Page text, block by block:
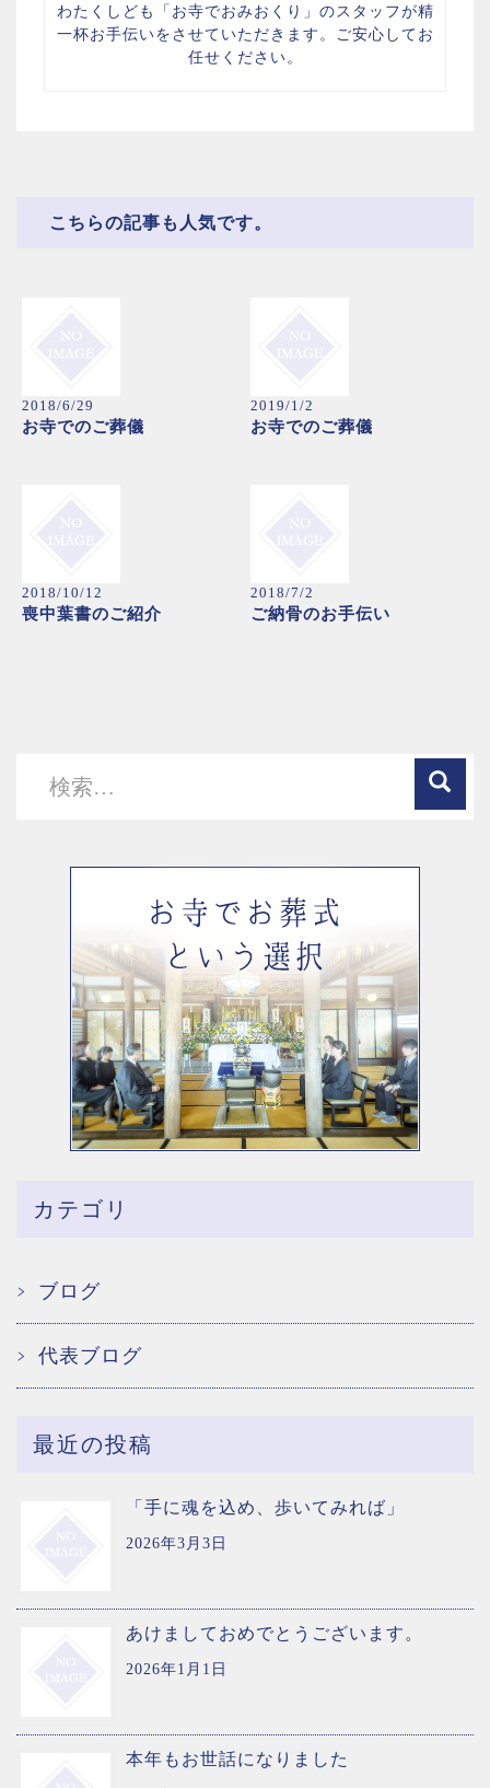
わたくしども「お寺でおみおくり」のスタッフが精
一杯お手伝いをさせていただきます。ご安心してお
任せください。
こちらの記事も人気です。
2018/6/29
お寺でのご葬儀
2019/1/2
お寺でのご葬儀
2018/10/12
喪中葉書のご紹介
2018/7/2
ご納骨のお手伝い
カテゴリ
ブログ
代表ブログ
最近の投稿
「手に魂を込め、歩いてみれば」
2026年3月3日
あけましておめでとうございます。
2026年1月1日
本年もお世話になりました